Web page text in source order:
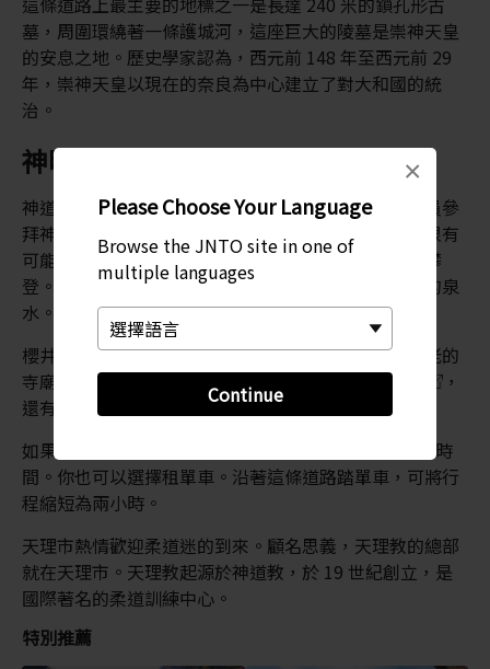
Please Choose Your Language
Browse the JNTO site in one of
multiple languages
Continue
×
墓，周圍環繞著一條護城河，這座巨大的陵墓是崇神天皇
的安息之地。歷史學家認為，西元前 148 年至西元前 29
年，崇神天皇以現在的奈良為中心建立了對大和國的統
治。
神明棲息地
神道信仰是大和朝廷運作的核心，朝廷會派遣神職人員參
拜神明，他們相信神明棲息於天地萬物之中。三輪山很有
可能就是其中一個參拜地點。這座山非常神聖，不可攀
登。不過，你可以在附近的狹井神社暢飲從山上流下的泉
水。
櫻井市本身就是一座歷史悠久的古城，這裡有很多古老的
寺廟和神社，包括供奉著佛教智慧之神的安倍文殊院
，
還有專門供奉清酒之神的著名神社：大神神社。
如果你打算沿著 15 公里的山邊遠足，請預留最少半日時
間。你也可以選擇租單車。沿著這條道路踏單車，可將行
程縮短為兩小時。
天理市熱情歡迎柔道迷的到來。顧名思義，天理教的總部
就在天理市。天理教起源於神道教，於 19 世紀創立，是
國際著名的柔道訓練中心。
特別推薦